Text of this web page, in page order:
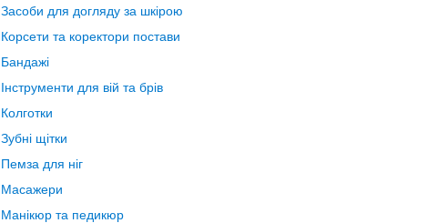
Засоби для догляду за шкірою
Корсети та коректори постави
Бандажі
Інструменти для вій та брів
Колготки
Зубні щітки
Пемза для ніг
Масажери
Манікюр та педикюр